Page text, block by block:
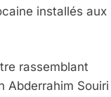
installés aux
rassemblant
Abderrahim Souiri